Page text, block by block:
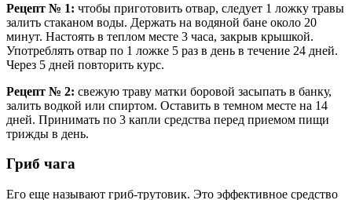
Рецепт № 1: чтобы приготовить отвар, следует 1 ложку травы
залить стаканом воды. Держать на водяной бане около 20
минут. Настоять в теплом месте 3 часа, закрыв крышкой.
Употреблять отвар по 1 ложке 5 раз в день в течение 24 дней.
Через 5 дней повторить курс.
Рецепт № 2: свежую траву матки боровой засыпать в банку,
залить водкой или спиртом. Оставить в темном месте на 14
дней. Принимать по 3 капли средства перед приемом пищи
трижды в день.
Гриб чага
Его еще называют гриб-трутовик. Это эффективное средство